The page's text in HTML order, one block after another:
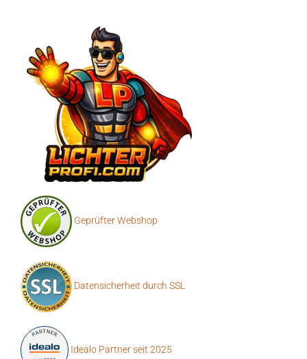
Geprüfter Webshop
Datensicherheit durch SSL
Idealo Partner seit 2025